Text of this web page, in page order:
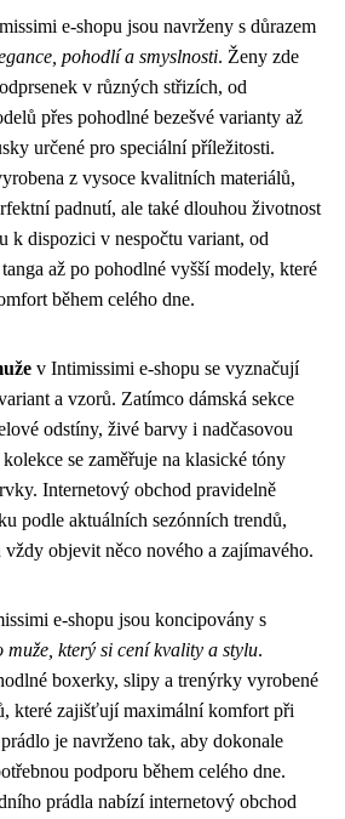
e-shopu jsou navrženy s důrazem
pohodlí a smyslnosti. Ženy zde
v různých střizích, od
přes pohodlné bezešvé varianty až
určené pro speciální příležitosti.
z vysoce kvalitních materiálů,
padnutí, ale také dlouhou životnost
k dispozici v nespočtu variant, od
až po pohodlné vyšší modely, které
během celého dne.
v Intimissimi e-shopu se vyznačují
a vzorů. Zatímco dámská sekce
odstíny, živé barvy i nadčasovou
se zaměřuje na klasické tóny
Internetový obchod pravidelně
podle aktuálních sezónních trendů,
objevit něco nového a zajímavého.
e-shopu jsou koncipovány s
muže, který si cení kvality a stylu.
boxerky, slipy a trenýrky vyrobené
které zajišťují maximální komfort při
je navrženo tak, aby dokonale
podporu během celého dne.
prádla nabízí internetový obchod